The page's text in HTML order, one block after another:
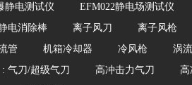
静电测试仪
EFM022静电场测试仪
电消除棒 离子风刀 离子风枪
管 机箱冷却器 冷风枪
涡
气刀/超级气刀 高冲击力气刀 高